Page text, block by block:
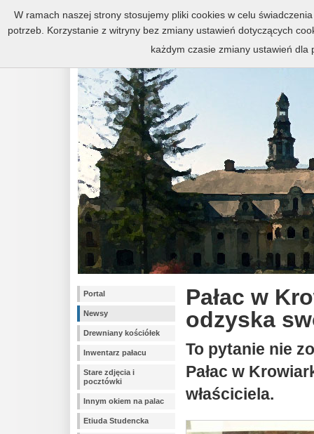
Zespół pałacowo-parkowy w
Portal
Newsy
Drewniany kościółek
Inwentarz pałacu
Stare zdjęcia i
pocztówki
Innym okiem na palac
Etiuda Studencka
Pałac w
odzyska
To pytanie nie
Pałac w
właściciela.
W ramach naszej strony stosujemy pliki cookies w celu
potrzeb. Korzystanie z witryny bez zmiany ustawień dotyczących
każdym czasie zmiany ustawień dla